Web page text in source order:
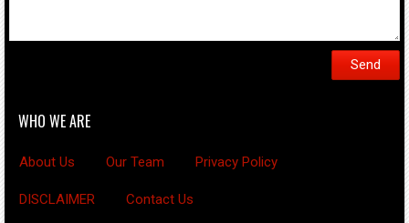
WHO WE ARE
About Us Our Team Privacy Policy
DISCLAIMER Contact Us